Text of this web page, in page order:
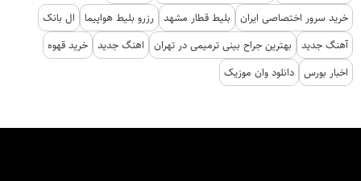
خرید سرور اختصاصی ایران
بلیط قطار مشهد رزرو بلیط هواپیما
ال بانک
آهنگ جدید
بهترین جراح بینی ترمیمی در تهران اهنگ جدید خرید قهوه
اخبار بورس دانلود وان موزیک